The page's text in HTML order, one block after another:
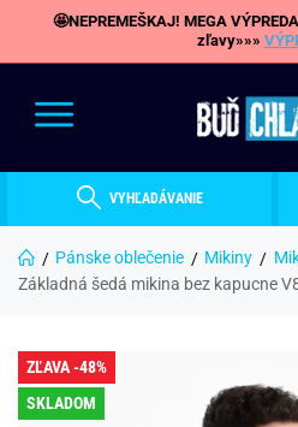
🤩NEPREMEŠKAJ! MEGA
zľavy»»»
VYHĽADÁVANIE
Pánske oblečenie Mikiny
Základná šedá mikina bez kapucne
ZĽAVA -48%
SKLADOM